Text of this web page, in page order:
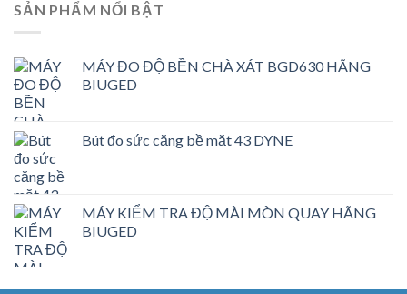
SẢN PHẨM NỔI BẬT
MÁY ĐO ĐỘ BỀN CHÀ XÁT BGD630 HÃNG
BIUGED
Bút đo sức căng bề mặt 43 DYNE
MÁY KIỂM TRA ĐỘ MÀI MÒN QUAY HÃNG
BIUGED